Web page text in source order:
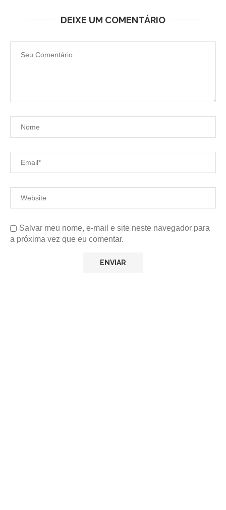
DEIXE UM COMENTÁRIO
Salvar meu nome, e-mail e site neste navegador para
a próxima vez que eu comentar.